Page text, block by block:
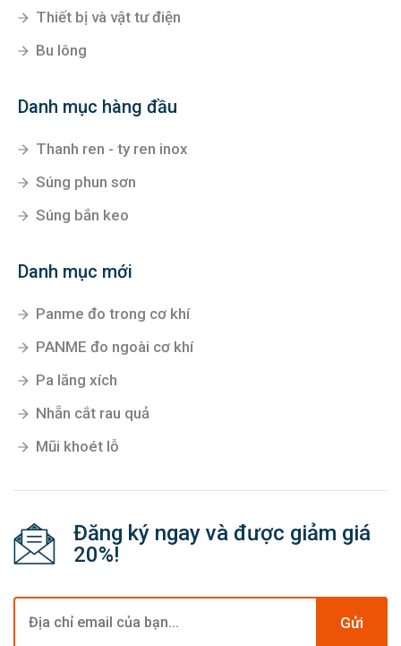
Thiết bị và vật tư điện
Bu lông
Danh mục hàng đầu
Thanh ren - ty ren inox
Súng phun sơn
Súng bắn keo
Danh mục mới
Panme đo trong cơ khí
PANME đo ngoài cơ khí
Pa lăng xích
Nhẵn cắt rau quả
Mũi khoét lỗ
Đăng ký ngay và được giảm giá
20%!
Gửi